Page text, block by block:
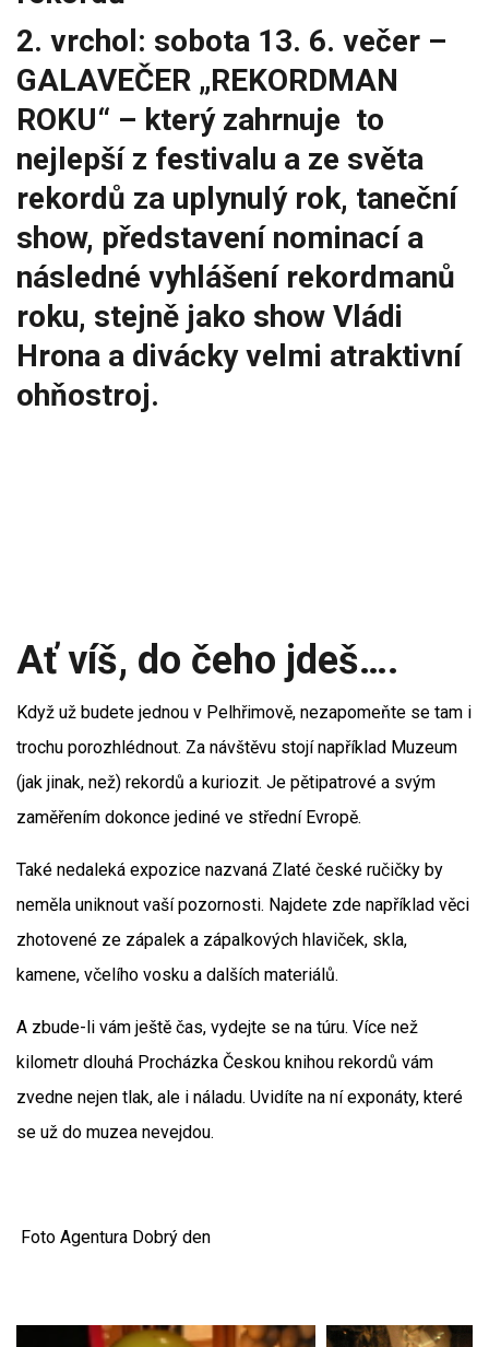
2. vrchol: sobota 13. 6. večer –
GALAVEČER „REKORDMAN
ROKU“ – který zahrnuje to
nejlepší z festivalu a ze světa
rekordů za uplynulý rok, taneční
show, představení nominací a
následné vyhlášení rekordmanů
roku, stejně jako show Vládi
Hrona a divácky velmi atraktivní
ohňostroj.
Ať víš, do čeho jdeš….
Když už budete jednou v Pelhřimově, nezapomeňte se tam i
trochu porozhlédnout. Za návštěvu stojí například Muzeum
(jak jinak, než) rekordů a kuriozit. Je pětipatrové a svým
zaměřením dokonce jediné ve střední Evropě.
Také nedaleká expozice nazvaná Zlaté české ručičky by
neměla uniknout vaší pozornosti. Najdete zde například věci
zhotovené ze zápalek a zápalkových hlaviček, skla,
kamene, včelího vosku a dalších materiálů.
A zbude-li vám ještě čas, vydejte se na túru. Více než
kilometr dlouhá Procházka Českou knihou rekordů vám
zvedne nejen tlak, ale i náladu. Uvidíte na ní exponáty, které
se už do muzea nevejdou.
Foto Agentura Dobrý den